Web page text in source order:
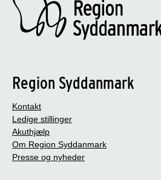
Region Syddanmark
Kontakt
Ledige stillinger
Akuthjælp
Om Region Syddanmark
Presse og nyheder